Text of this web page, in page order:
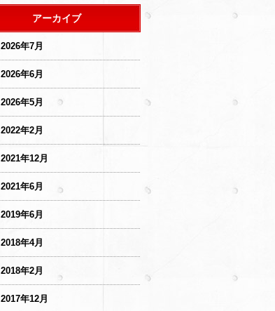
アーカイブ
2026年7月
2026年6月
2026年5月
2022年2月
2021年12月
2021年6月
2019年6月
2018年4月
2018年2月
2017年12月